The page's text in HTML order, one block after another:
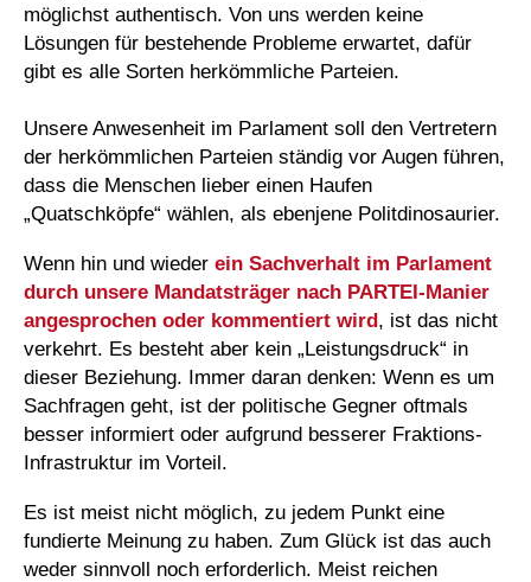
möglichst authentisch. Von uns werden keine
Lösungen für bestehende Probleme erwartet, dafür
gibt es alle Sorten herkömmliche Parteien.
Unsere Anwesenheit im Parlament soll den Vertretern
der herkömmlichen Parteien ständig vor Augen führen,
dass die Menschen lieber einen Haufen
„Quatschköpfe“ wählen, als ebenjene Politdinosaurier.
Wenn hin und wieder ein Sachverhalt im Parlament
durch unsere Mandatsträger nach PARTEI-Manier
angesprochen oder kommentiert wird, ist das nicht
verkehrt. Es besteht aber kein „Leistungsdruck“ in
dieser Beziehung. Immer daran denken: Wenn es um
Sachfragen geht, ist der politische Gegner oftmals
besser informiert oder aufgrund besserer Fraktions-
Infrastruktur im Vorteil.
Es ist meist nicht möglich, zu jedem Punkt eine
fundierte Meinung zu haben. Zum Glück ist das auch
weder sinnvoll noch erforderlich. Meist reichen